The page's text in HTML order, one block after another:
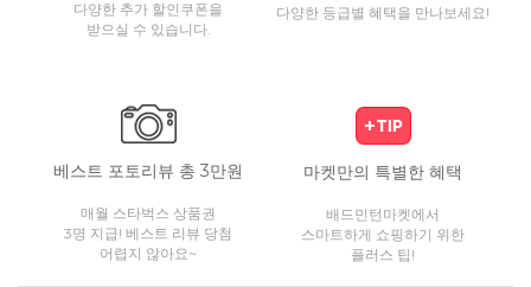
다양한 추가 할인쿠폰을
받으실 수 있습니다.
다양한 등급별 혜택을 만나보세요!
베스트 포토리뷰 총 3만원
매월 스타벅스 상품권
3명 지급! 베스트 리뷰 당첨
어렵지 않아요~
마켓만의 특별한 혜택
배드민턴마켓에서
스마트하게 쇼핑하기 위한
플러스 팁!